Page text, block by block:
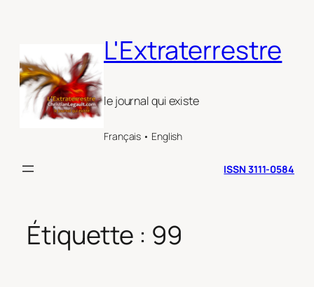
L'Extraterrestre
le journal qui existe
Français • English
ISSN 3111-0584
Étiquette : 99